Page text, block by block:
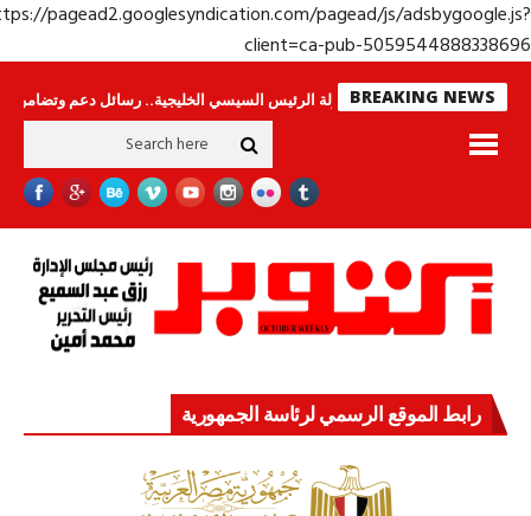
https://pagead2.googlesyndication.com/pagead/js/
client=ca-pub-
BREAKING NEWS
لا ينامون جولة الرئيس السيسي الخليجية.. رسائل دعم وتضامن للأشقاء
رابط الموقع الرسمي لرئاسة الجمهورية